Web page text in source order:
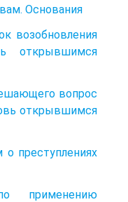
Основания
возобновления
открывшимся
вопрос
открывшимся
преступлениях
применению